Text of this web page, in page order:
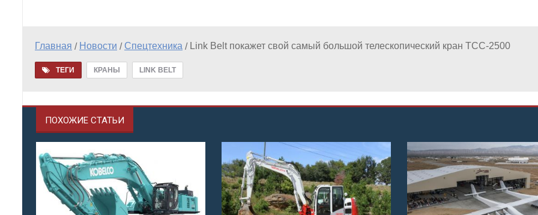
Главная / Новости / Спецтехника / Link Belt покажет свой самый большой телескопический кран TCC-2500
ТЕГИ КРАНЫ LINK BELT
ПОХОЖИЕ СТАТЬИ